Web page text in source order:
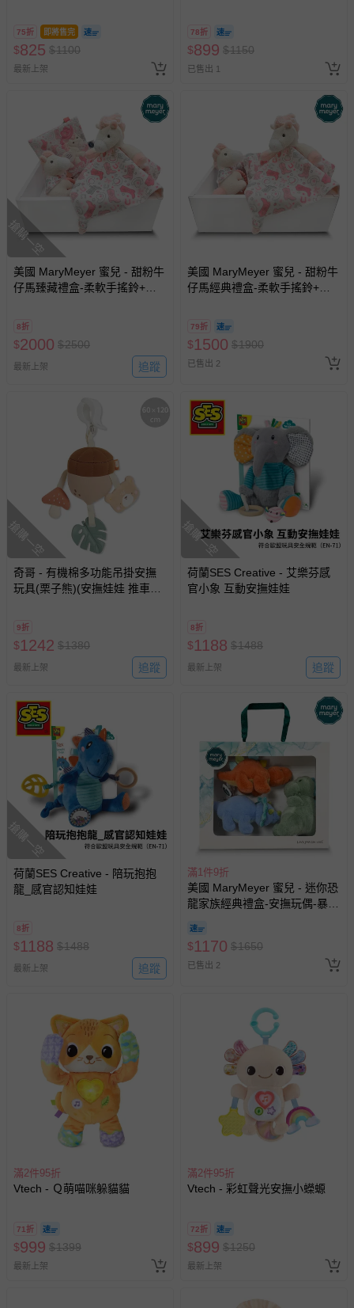
75折 即將售完
$825 $1100
最新上架
78折
$899 $1150
已售出 1
搶購一空
美國 MaryMeyer 蜜兒 - 甜粉牛
仔馬臻藏禮盒-柔軟手搖鈴+安
8折
$2000 $2500
最新上架 追蹤
美國 MaryMeyer 蜜兒 - 甜粉牛
仔馬經典禮盒-柔軟手搖鈴+安
79折
$1500 $1900
已售出 2
搶購一空
奇哥 - 有機棉多功能吊掛安撫
玩具(栗子熊)(安撫娃娃 推車玩
9折
$1242 $1380
最新上架 追蹤
搶購一空
荷蘭SES Creative - 艾樂芬感
官小象 互動安撫娃娃
8折
$1188 $1488
最新上架 追蹤
搶購一空
荷蘭SES Creative - 陪玩抱抱
龍_感官認知娃娃
8折
$1188 $1488
最新上架 追蹤
滿1件9折
美國 MaryMeyer 蜜兒 - 迷你恐
龍家族經典禮盒-安撫玩偶-暴龍
$1170 $1650
已售出 2
滿2件95折
Vtech - Ｑ萌喵咪躲貓貓
71折
$999 $1399
最新上架
滿2件95折
Vtech - 彩虹聲光安撫小蠑螈
72折
$899 $1250
最新上架